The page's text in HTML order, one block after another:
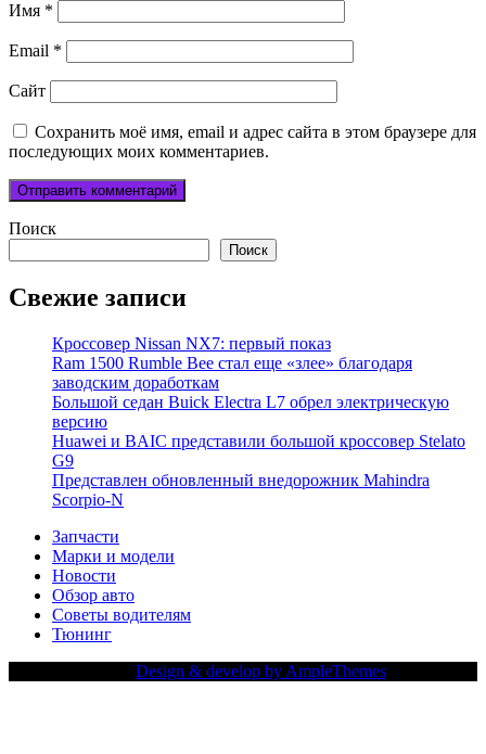
Имя *
Email *
Сайт
Сохранить моё имя, email и адрес сайта в этом браузере для
последующих моих комментариев.
Поиск
Поиск
Свежие записи
Кроссовер Nissan NX7: первый показ
Ram 1500 Rumble Bee стал еще «злее» благодаря
заводским доработкам
Большой седан Buick Electra L7 обрел электрическую
версию
Huawei и BAIC представили большой кроссовер Stelato
G9
Представлен обновленный внедорожник Mahindra
Scorpio-N
Запчасти
Марки и модели
Новости
Обзор авто
Советы водителям
Тюнинг
Design & develop by AmpleThemes